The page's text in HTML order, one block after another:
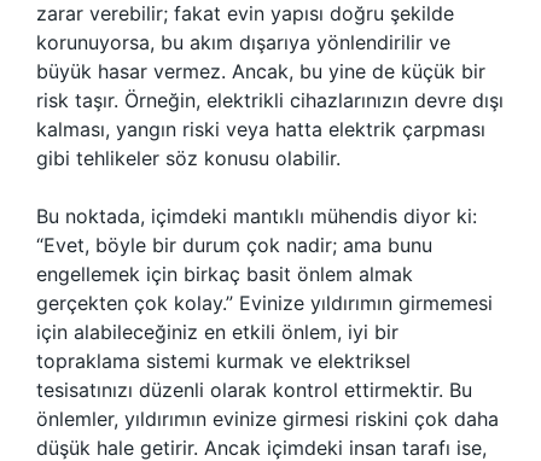
zarar verebilir; fakat evin yapısı doğru şekilde
korunuyorsa, bu akım dışarıya yönlendirilir ve
büyük hasar vermez. Ancak, bu yine de küçük bir
risk taşır. Örneğin, elektrikli cihazlarınızın devre dışı
kalması, yangın riski veya hatta elektrik çarpması
gibi tehlikeler söz konusu olabilir.
Bu noktada, içimdeki mantıklı mühendis diyor ki:
“Evet, böyle bir durum çok nadir; ama bunu
engellemek için birkaç basit önlem almak
gerçekten çok kolay.” Evinize yıldırımın girmemesi
için alabileceğiniz en etkili önlem, iyi bir
topraklama sistemi kurmak ve elektriksel
tesisatınızı düzenli olarak kontrol ettirmektir. Bu
önlemler, yıldırımın evinize girmesi riskini çok daha
düşük hale getirir. Ancak içimdeki insan tarafı ise,